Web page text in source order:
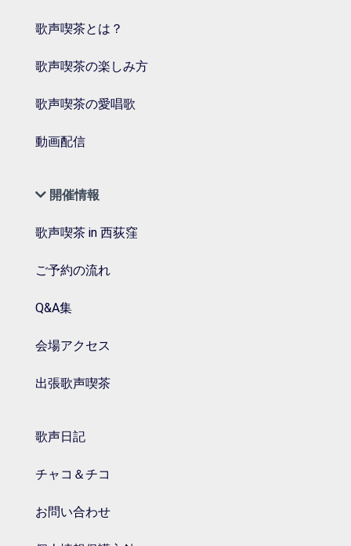
歌声喫茶とは？
歌声喫茶の楽しみ方
歌声喫茶の愛唱歌
動画配信
開催情報
歌声喫茶 in 西荻窪
ご予約の流れ
Q&A集
会場アクセス
出張歌声喫茶
歌声日記
チャコ＆チコ
お問い合わせ